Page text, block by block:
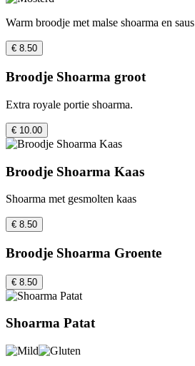
Warm broodje met malse shoarma en saus
€ 8.50
Broodje Shoarma groot
Extra royale portie shoarma.
€ 10.00
Broodje Shoarma Kaas
Shoarma met gesmolten kaas
€ 8.50
Broodje Shoarma Groente
€ 8.50
Shoarma Patat